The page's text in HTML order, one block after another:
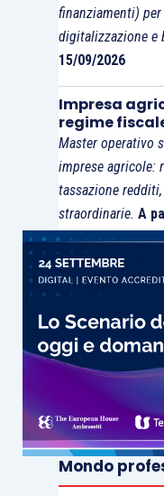
finanziamenti)
digitalizzazione e
15/09/2026
Impresa
regime
Master operativo
imprese agricole:
tassazione
straordinarie. A
Mondo